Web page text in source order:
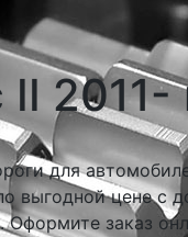
2011-
для
выгодной цене с
Оформите заказ